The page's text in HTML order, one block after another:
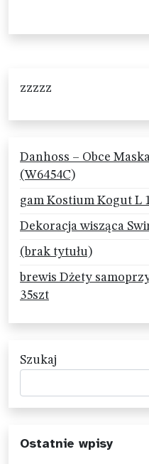
zzzzz
Danhoss – Obce
(W6454C)
gam Kostium Kogut L
Dekoracja wisząca
(brak tytułu)
brewis Dżety
35szt
Szukaj
Ostatnie wpisy